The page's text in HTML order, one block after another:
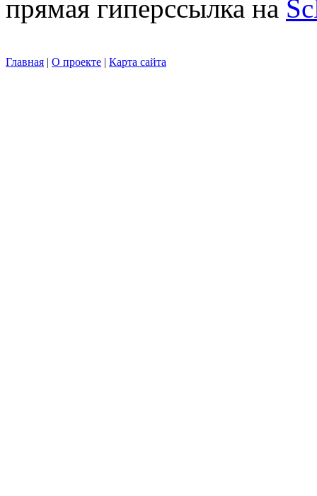
прямая гиперссылка на
Главная | О проекте | Карта сайта